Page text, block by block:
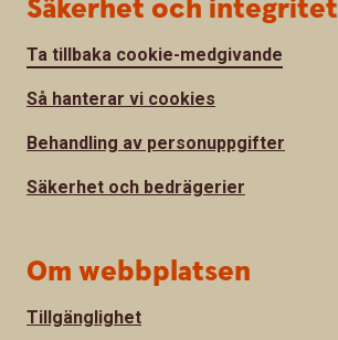
Säkerhet och integritet
Ta tillbaka cookie-medgivande
Så hanterar vi cookies
Behandling av personuppgifter
Säkerhet och bedrägerier
Om webbplatsen
Tillgänglighet